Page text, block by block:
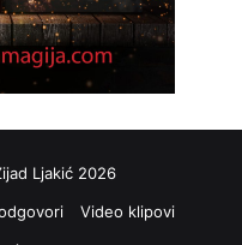
Ljakić 2026
Video klipovi